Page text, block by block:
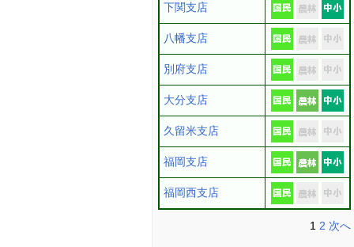
下関支店
八幡支店
別府支店
大分支店
久留米支店
福岡支店
福岡西支店
1 2 次へ